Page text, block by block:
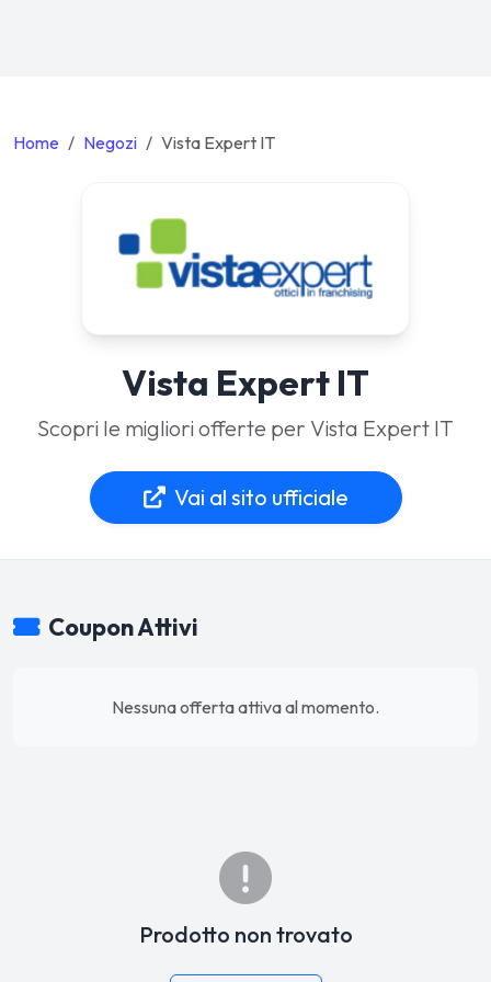
Home Negozi Vista Expert IT
Vista Expert IT
Scopri le migliori offerte per Vista Expert IT
Vai al sito ufficiale
Coupon Attivi
Nessuna offerta attiva al momento.
Prodotto non trovato